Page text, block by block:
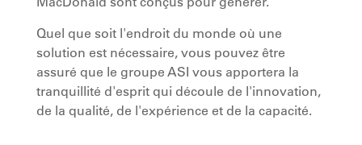
Quel que soit l'endroit du monde où une
solution est nécessaire, vous pouvez être
assuré que le groupe ASI vous apportera la
tranquillité d'esprit qui découle de l'innovation,
de la qualité, de l'expérience et de la capacité.